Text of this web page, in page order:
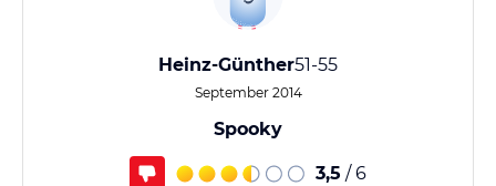
Heinz-Günther51-55
September 2014
Spooky
3,5 / 6